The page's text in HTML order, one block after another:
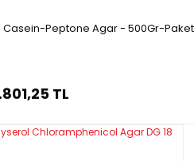
Casein-Peptone Agar - 500Gr-Paket
TL